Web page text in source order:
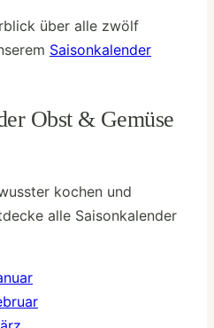
über alle zwölf
Saisonkalender
Obst & Gemüse
kochen und
alle Saisonkalender